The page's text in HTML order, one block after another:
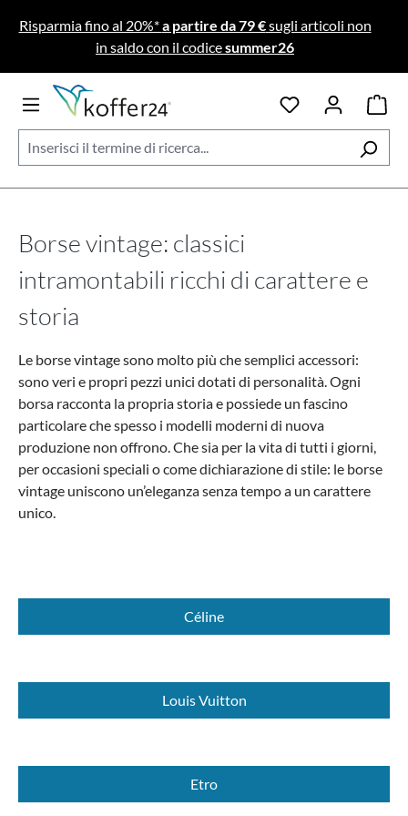
Passa al contenuto principale
Risparmia fino al 20%*a partire da 79 €sugli articoli non
in saldo con il codicesummer26
Borse vintage: classici
intramontabili ricchi di carattere e
storia
Le borse vintage sono molto più che semplici accessori:
sono veri e propri pezzi unici dotati di personalità. Ogni
borsa racconta la propria storia e possiede un fascino
particolare che spesso i modelli moderni di nuova
produzione non offrono. Che sia per la vita di tutti i giorni,
per occasioni speciali o come dichiarazione di stile: le borse
vintage uniscono un’eleganza senza tempo a un carattere
unico.
Céline
Louis Vuitton
Etro